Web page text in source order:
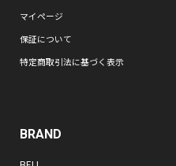
マイページ
保証について
特定商取引法に基づく表示
BRAND